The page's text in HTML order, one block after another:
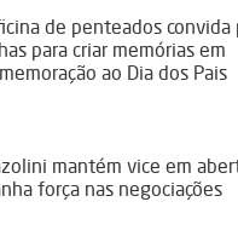
de penteados convida
para criar memórias em
ao Dia dos Pais
mantém vice em
força nas negociações